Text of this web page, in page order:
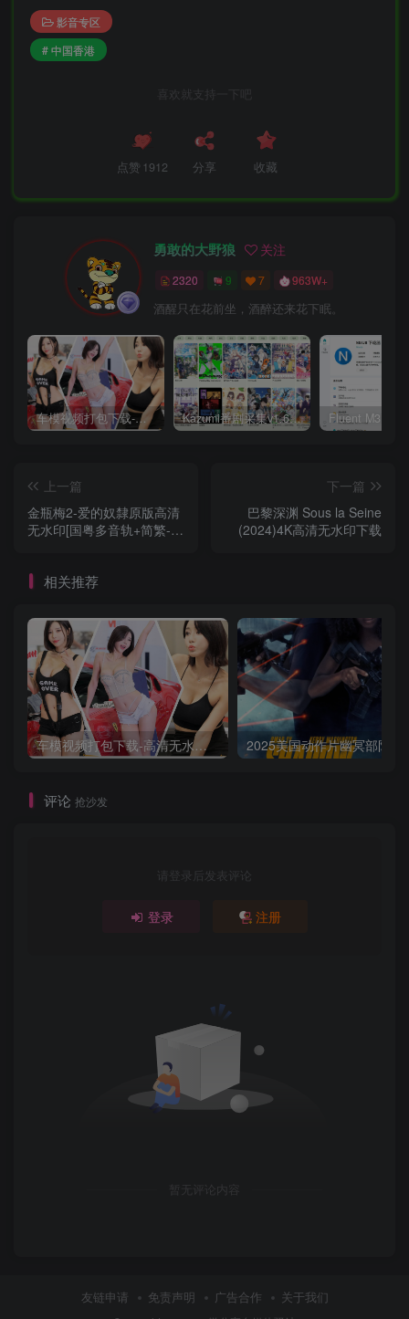
影音专区
# 中国香港
喜欢就支持一下吧
点赞 1912 分享 收藏
勇敢的大野狼 关注
2320 9 7 963W+
酒醒只在花前坐，酒醉还来花下眠。
车模视频打包下载-高清无水印版 Kazumi番剧采集v1.6.9：支持自定义规则+在线观看+弹幕，跨平台下载
上一篇
金瓶梅2-爱的奴隸原版高清
无水印[国粤多音轨+简繁-经
下一篇
巴黎深渊 Sous la Seine
(2024)4K高清无水印下载
相关推荐
车模视频打包下载-高清无水印版
评论 抢沙发
请登录后发表评论
登录 注册
暂无评论内容
友链申请 免责声明 广告合作 关于我们